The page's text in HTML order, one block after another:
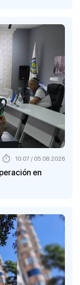
en
10:07 / 05.08.2026